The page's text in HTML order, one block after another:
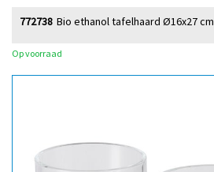
Bio ethanol tafelhaard Ø16x27 cm
772738
Op voorraad